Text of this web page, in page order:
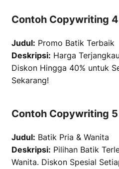
Contoh Copywriting 4
Judul: Promo Batik Terbaik
Deskripsi: Harga
Diskon Hingga 40% untuk
Sekarang!
Contoh Copywriting 5
Judul: Batik Pria & Wanita
Deskripsi: Pilihan Batik
Wanita. Diskon Spesial